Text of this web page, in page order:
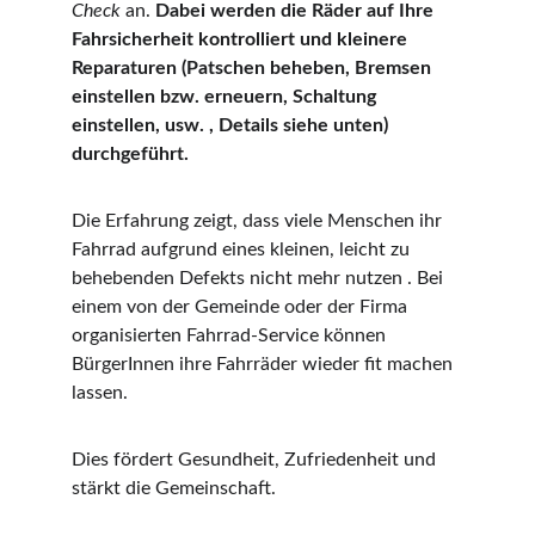
Check an. Dabei werden die Räder auf Ihre
Fahrsicherheit kontrolliert und kleinere
Reparaturen (Patschen beheben, Bremsen
einstellen bzw. erneuern, Schaltung
einstellen, usw. , Details siehe unten)
durchgeführt.
Die Erfahrung zeigt, dass viele Menschen ihr
Fahrrad aufgrund eines kleinen, leicht zu
behebenden Defekts nicht mehr nutzen . Bei
einem von der Gemeinde oder der Firma
organisierten Fahrrad-Service können
BürgerInnen ihre Fahrräder wieder fit machen
lassen.
Dies fördert Gesundheit, Zufriedenheit und
stärkt die Gemeinschaft.